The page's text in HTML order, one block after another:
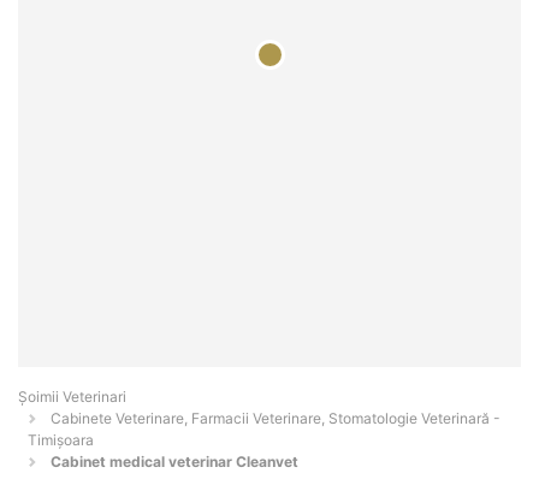
Șoimii Veterinari
Cabinete Veterinare, Farmacii Veterinare, Stomatologie Veterinară -
Timişoara
Cabinet medical veterinar Cleanvet